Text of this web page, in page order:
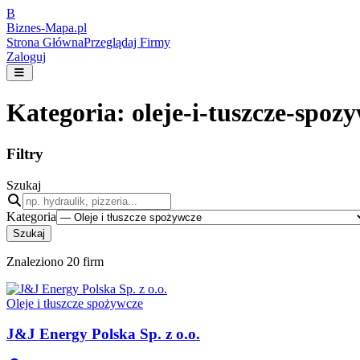
B
Biznes-Mapa.pl
Strona GłównaPrzeglądaj Firmy
Zaloguj
Kategoria: oleje-i-tuszcze-
Filtry
Szukaj
Kategoria
Szukaj
Znaleziono 20 firm
Oleje i tłuszcze spożywcze
J&J Energy Polska Sp. z o.o.